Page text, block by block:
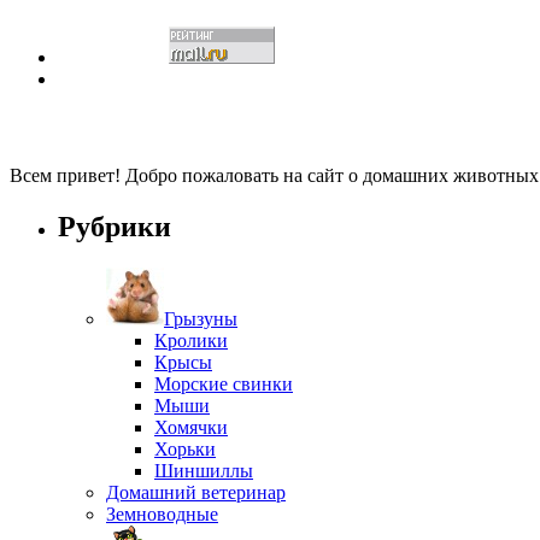
Всем привет! Добро пожаловать на сайт о домашних
Рубрики
Грызуны
Кролики
Крысы
Морские свинки
Мыши
Хомячки
Хорьки
Шиншиллы
Домашний ветеринар
Земноводные